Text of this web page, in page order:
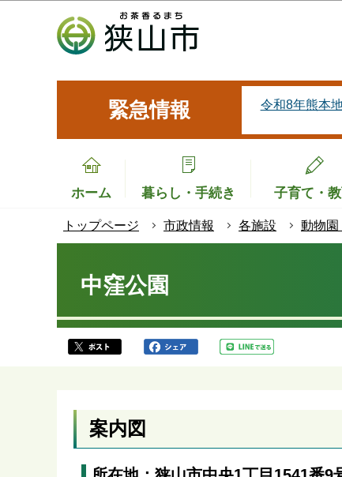
緊急情報 令和8年熊本
ホーム 暮らし・手続き 子育て・
トップページ 市政情報 各施設 動物園
中窪公園
案内図